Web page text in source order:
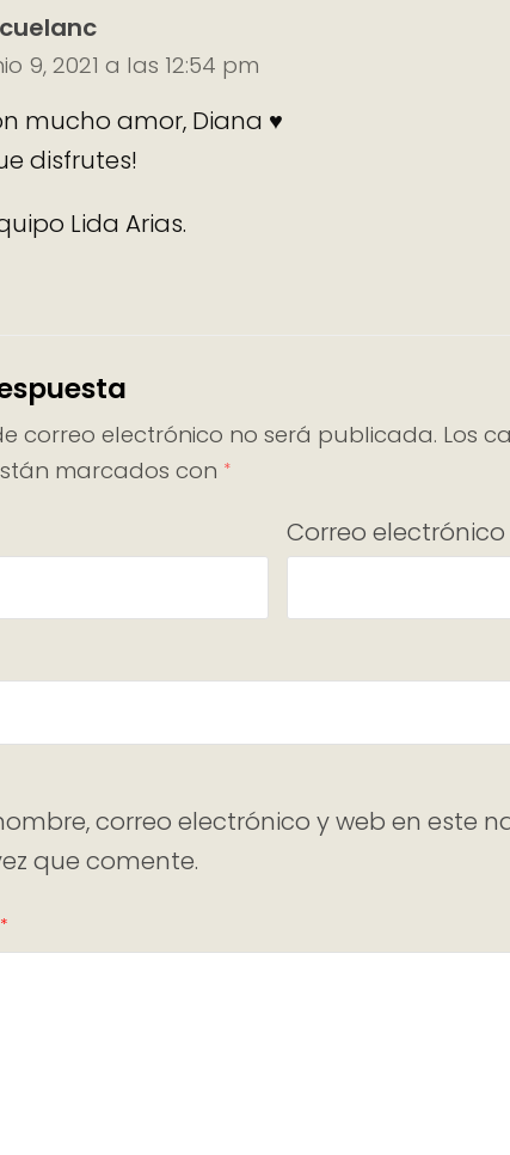
9, 2021 a las 12:54 pm
mucho amor, Diana ♥
disfrutes!
Lida Arias.
correo electrónico no será publicada. Los
marcados con *
Correo electrónico
correo electrónico y web en este
que comente.
*